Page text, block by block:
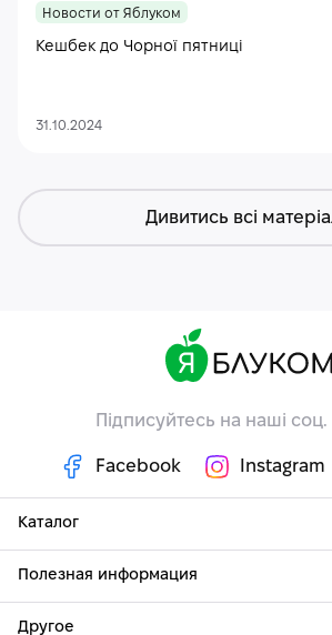
Новости от Яблуком
Кешбек до Чорної пятниці
31.10.2024
Дивитись всі
Підписуйтесь на наші
Facebook Instagram
Каталог
Полезная информация
Другое